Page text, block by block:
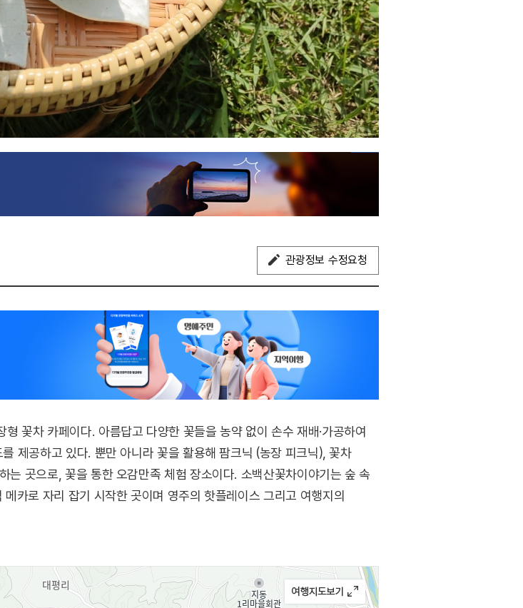
관광정보 수정요청
꽃차 카페이다. 아름답고 다양한 꽃들을 농약 없이 손수 재배·가공하여
제공하고 있다. 뿐만 아니라 꽃을 활용해 팜크닉 (농장 피크닉), 꽃차
는 곳으로, 꽃을 통한 오감만족 체험 장소이다. 소백산꽃차이야기는 숲 속
카로 자리 잡기 시작한 곳이며 영주의 핫플레이스 그리고 여행지의